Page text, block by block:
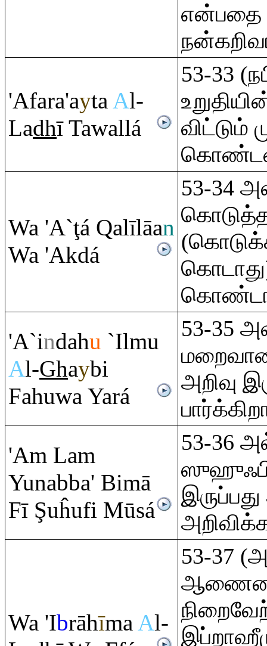
'Afara'aytaAl-
Ladhī Tawallá
53-33
விட்டும்
Wa 'A`ţá Qalīlāan
Wa 'Akdá
53-34
'A`indahu `Ilmu
Al-Ghaybi
Fahuwa Yará
53-35
அறிவு
'Am Lam
Yunabba' Bimā
Fī Şuĥufi Mūsá
53-36
Wa 'IbrāhīmaAl-
53-37